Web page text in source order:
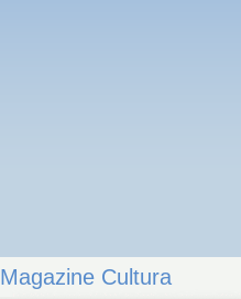
Magazine Cultura